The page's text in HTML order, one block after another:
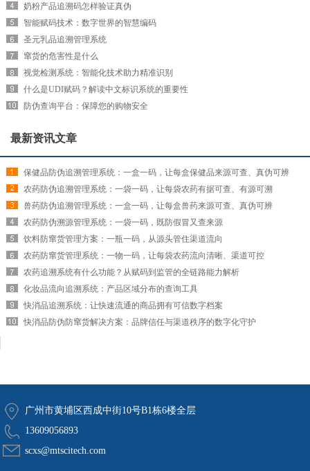
奶粉产品追溯码怎样验证真伪
智能赋码技术：数字世界的智慧编码
圣元乳品追溯管理系统
窜货的危害性是什么
视觉检测系统：智能化技术助力精准识别
什么是UDI赋码？解读中文标识系统的重要性
防伪查询平台：保障您的购物安全
最新资讯文章
保健品防伪追溯管理系统：一盒一码，让每盒保健品来源可查、真伪可辨
农药防伪追溯管理系统：一袋一码，让每袋农药有据可查、有源可溯
兽药防伪追溯管理系统：一盒一码，让每盒兽药来源可查、真伪可辨
农药防伪溯源管理系统：一袋一码，既防假冒又查来源
饮料防窜货管理方案：一瓶一码，从源头管住渠道流向
农药防窜货管理系统：一物一码，让每袋农药流向清晰、渠道可控
农药追溯系统有什么功能？从赋码到监管的全链路能力解析
化妆品流向追溯系统：产品区域分布的查询工具
快消品追溯系统：让快速流通的商品拥有可信数字档案
快消品防伪防窜货解决方案：品牌信任与渠道秩序的数字化守护
广州市黄埔区西成中街10号B1栋6楼全层
13609056893
scxs@mtscitech.com